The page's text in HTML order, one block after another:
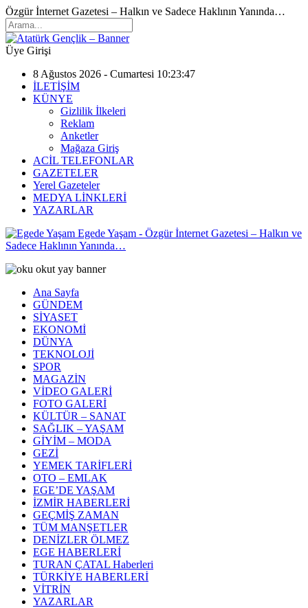
Özgür İnternet Gazetesi – Halkın ve Sadece Haklının Yanında…
Üye Girişi
8 Ağustos 2026 - Cumartesi 10:23:47
İLETİŞİM
KÜNYE
Gizlilik İlkeleri
Reklam
Anketler
Mağaza Giriş
ACİL TELEFONLAR
GAZETELER
Yerel Gazeteler
MEDYA LİNKLERİ
YAZARLAR
Egede Yaşam - Özgür İnternet Gazetesi – Halkın ve
Sadece Haklının Yanında…
Ana Sayfa
GÜNDEM
SİYASET
EKONOMİ
DÜNYA
TEKNOLOJİ
SPOR
MAGAZİN
VİDEO GALERİ
FOTO GALERİ
KÜLTÜR – SANAT
SAĞLIK – YAŞAM
GİYİM – MODA
GEZİ
YEMEK TARİFLERİ
OTO – EMLAK
EGE’DE YAŞAM
İZMİR HABERLERİ
GEÇMİŞ ZAMAN
TÜM MANŞETLER
DENİZLER ÖLMEZ
EGE HABERLERİ
TURAN ÇATAL Haberleri
TÜRKİYE HABERLERİ
VİTRİN
YAZARLAR